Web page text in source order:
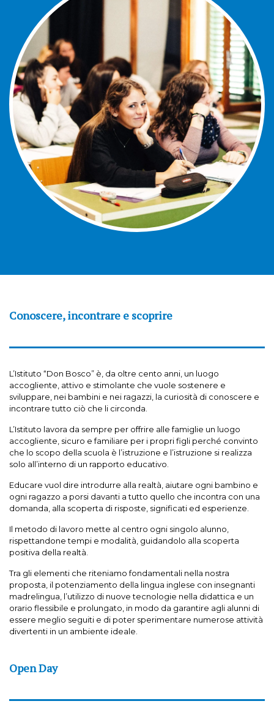
Conoscere, incontrare e scoprire
L’Istituto “Don Bosco” è, da oltre cento anni, un luogo
accogliente, attivo e stimolante che vuole sostenere e
sviluppare, nei bambini e nei ragazzi, la curiosità di conoscere e
incontrare tutto ciò che li circonda.
L’Istituto lavora da sempre per offrire alle famiglie un luogo
accogliente, sicuro e familiare per i propri figli perché convinto
che lo scopo della scuola è l’istruzione e l’istruzione si realizza
solo all’interno di un rapporto educativo.
Educare vuol dire introdurre alla realtà, aiutare ogni bambino e
ogni ragazzo a porsi davanti a tutto quello che incontra con una
domanda, alla scoperta di risposte, significati ed esperienze.
Il metodo di lavoro mette al centro ogni singolo alunno,
rispettandone tempi e modalità, guidandolo alla scoperta
positiva della realtà.
Tra gli elementi che riteniamo fondamentali nella nostra
proposta, il potenziamento della lingua inglese con insegnanti
madrelingua, l’utilizzo di nuove tecnologie nella didattica e un
orario flessibile e prolungato, in modo da garantire agli alunni di
essere meglio seguiti e di poter sperimentare numerose attività
divertenti in un ambiente ideale.
Open Day